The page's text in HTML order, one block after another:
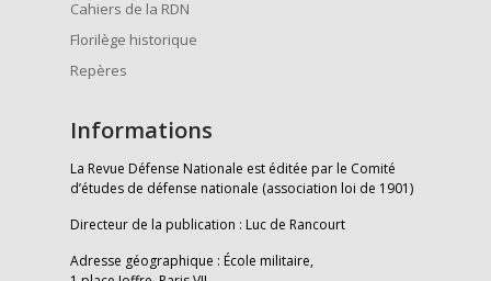
Cahiers de la RDN
Florilège historique
Repères
Informations
La Revue Défense Nationale est éditée par le Comité
d’études de défense nationale (association loi de 1901)
Directeur de la publication : Luc de Rancourt
Adresse géographique : École militaire,